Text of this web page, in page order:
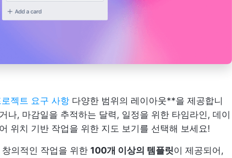
로젝트 요구 사항 다양한 범위의 레이아웃**을 제공합니
나, 마감일을 추적하는 달력, 일정을 위한 타임라인, 데이
위치 기반 작업을 위한 지도 보기를 선택해 보세요!
의적인 작업을 위한 100개 이상의 템플릿이 제공되어,